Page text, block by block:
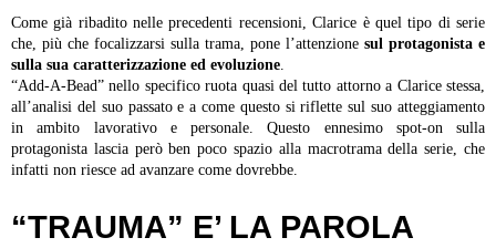
Come già ribadito nelle precedenti recensioni, Clarice è quel tipo di serie
che, più che focalizzarsi sulla trama, pone l’attenzione sul protagonista e
sulla sua caratterizzazione ed evoluzione
“Add-A-Bead” nello specifico ruota quasi del tutto attorno a Clarice stessa,
all’analisi del suo passato e a come questo si riflette sul suo atteggiamento
in ambito lavorativo e personale.
Questo ennesimo spot-on sulla
protagonista lascia però ben poco spazio alla macrotrama della serie, che
infatti non riesce ad avanzare come dovrebbe.
“TRAUMA” E’ LA PAROLA